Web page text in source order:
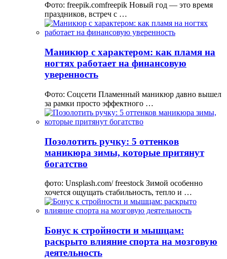
Фото: freepik.comfreepik Новый год — это время
праздников, встреч с …
Маникюр с характером: как пламя на
ногтях работает на финансовую
уверенность
Фото: Соцсети Пламенный маникюр давно вышел
за рамки просто эффектного …
Позолотить ручку: 5 оттенков
маникюра зимы, которые притянут
богатство
фото: Unsplash.com/ freestock Зимой особенно
хочется ощущать стабильность, тепло и …
Бонус к стройности и мышцам:
раскрыто влияние спорта на мозговую
деятельность